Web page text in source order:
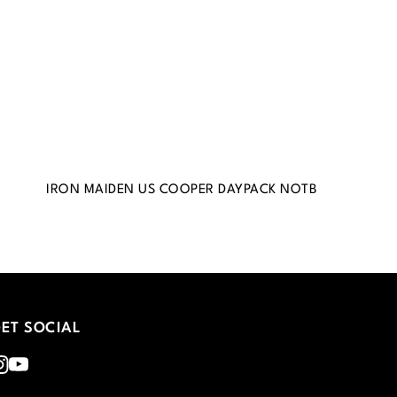
IRON MAIDEN US COOPER DAYPACK NOTB
SOCIAL
Youtube